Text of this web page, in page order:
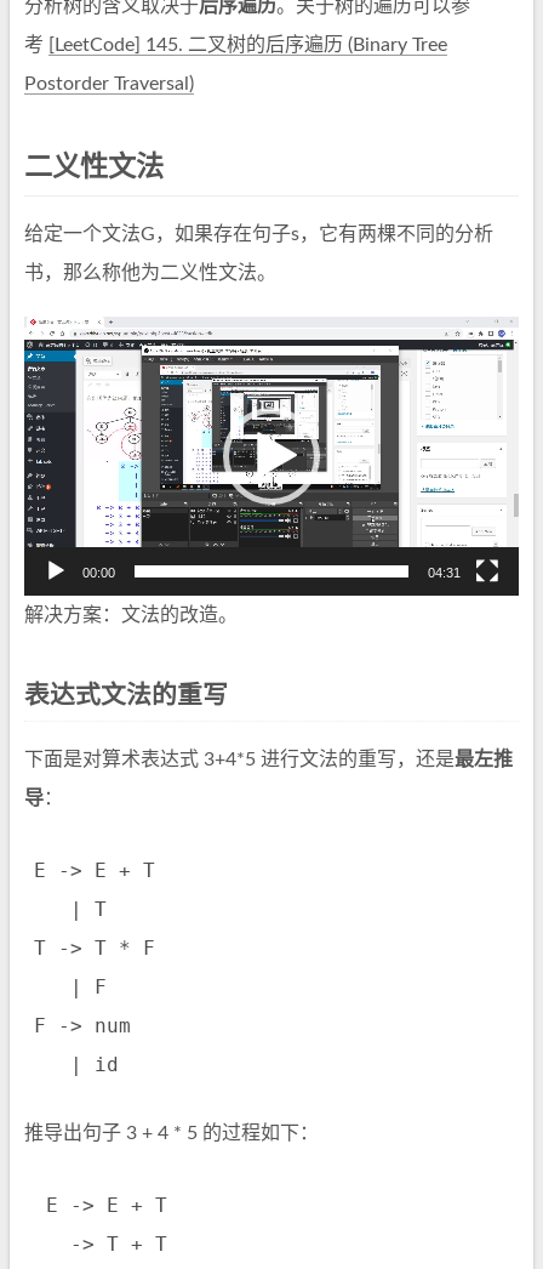
分析树的含义取决于后序遍历。关于树的遍历可以参
考
[LeetCode] 145. 二叉树的后序遍历 (Binary Tree
Postorder Traversal)
二义性文法
给定一个文法G，如果存在句子s，它有两棵不同的分析
书，那么称他为二义性文法。
视
频
播
放
器
00:00 04:31
解决方案：文法的改造。
表达式文法的重写
下面是对算术表达式 3+4*5 进行文法的重写，还是最左推
导：
E -> E + T
   | T
T -> T * F
   | F
F -> num
推导出句子 3 + 4 * 5 的过程如下：
E -> E + T
   -> T + T